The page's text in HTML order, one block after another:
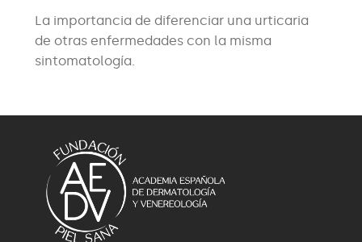
La importancia de diferenciar una urticaria
de otras enfermedades con la misma
sintomatología.